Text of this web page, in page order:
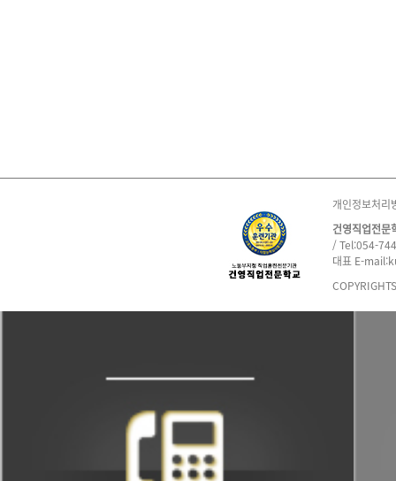
개인정보처리
건영직업전문
/ Tel:054-
대표 E-